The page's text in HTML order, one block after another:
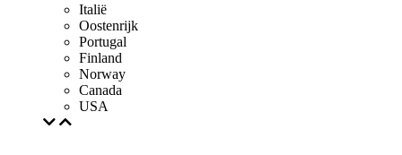
Italië
Oostenrijk
Portugal
Finland
Norway
Canada
USA